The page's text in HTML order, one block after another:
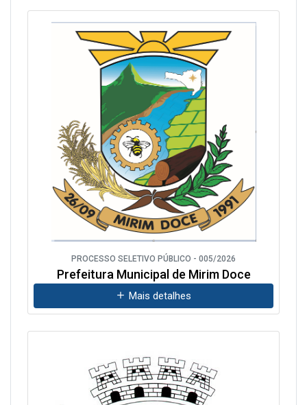
PROCESSO SELETIVO PÚBLICO - 005/2026
Prefeitura Municipal de Mirim Doce
Mais detalhes